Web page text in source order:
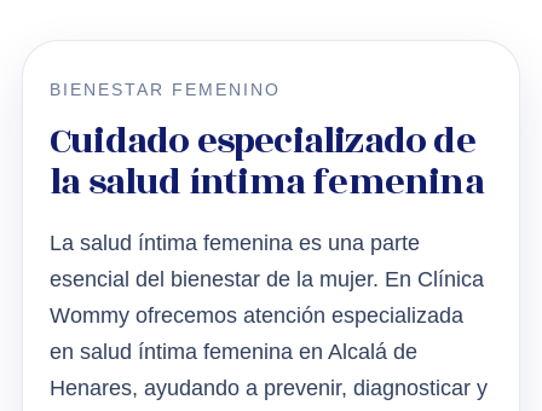
BIENESTAR FEMENINO
Cuidado especializado de
la salud íntima femenina
La salud íntima femenina es una parte
esencial del bienestar de la mujer. En Clínica
Wommy ofrecemos atención especializada
en salud íntima femenina en Alcalá de
Henares, ayudando a prevenir, diagnosticar y